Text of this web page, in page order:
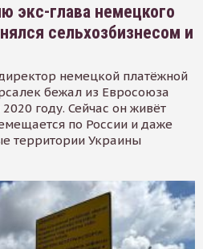
экс-глава немецкого
сельхозбизнесом и
немецкой платёжной
бежал из Евросоюза
году. Сейчас он живёт
по России и даже
территории Украины